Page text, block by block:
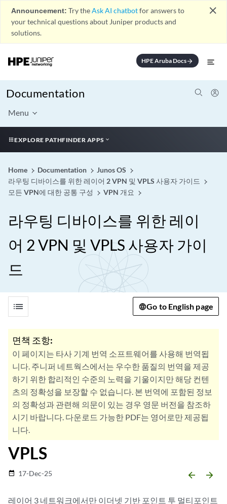
Announcement: Try theAsk AI chatbotfor answers to
your technical questions about Juniper products and
solutions.
close
HPE Aruba Docsarrow_forward
Documentation
Menu
EXPLORE PATHFINDER APPS
Home Documentation
Junos OS
라우팅 디바이스를 위한 레이어 2 VPN 및 VPLS 사용자 가이드
모든 VPN에 대한 공통 구성
VPN 개요
라우팅 디바이스를 위한 레이
어 2 VPN 및 VPLS 사용자 가이
드
list Go to English page
면책 조항:
이 페이지는 타사 기계 번역 소프트웨어를 사용해 번역됩
니다. 주니퍼 네트웍스에서는 우수한 품질의 번역을 제공
하기 위한 합리적인 수준의 노력을 기울이지만 해당 컨텐
츠의 정확성을 보장할 수 없습니다. 본 번역에 포함된 정보
의 정확성과 관련해 의문이 있는 경우 영문 버전을 참조하
시기 바랍니다. 다운로드 가능한 PDF는 영어로만 제공됩
니다.
VPLS
date_range 17-Dec-25 arrow_backward arrow_forward
레이어 3 네트워크에서만 이더넷 기반 포인트 투 멀티포인트